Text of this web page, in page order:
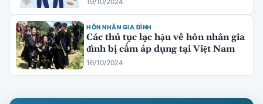
19/10/2024
HÔN NHÂN GIA ĐÌNH
Các thủ tục lạc hậu về hôn nhân gia
đình bị cấm áp dụng tại Việt Nam
16/10/2024